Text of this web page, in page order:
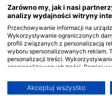
MIEJSCA NURKOWE
Zarówno my, jak i nasi
analizy wydajności witryny
Przechowywanie informacji na
Wykorzystywanie ograniczonych
profili związanych z personalizacją
wyboru spersonalizowanych reklam.
personalizacji treści.
spersonalizowanych treści. Pomiar
kombinacji danych z różnych źródeł.
Wykorzystywanie ograniczonych
Akceptuj wszystko